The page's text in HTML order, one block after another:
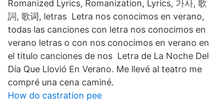
Romanized Lyrics, Romanization, Lyrics, 가사, 歌
詞, 歌词, letras Letra nos conocimos en verano,
todas las canciones con letra nos conocimos en
verano letras o con nos conocimos en verano en
el titulo canciones de nos Letra de La Noche Del
Día Que Llovió En Verano. Me llevé al teatro me
compré una cena caminé.
How do castration pee